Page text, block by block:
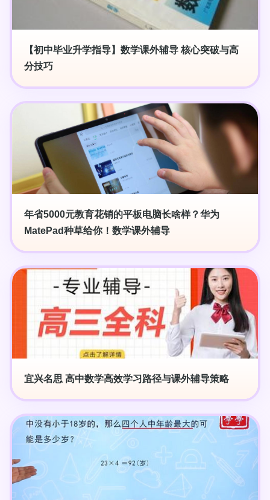
【初中毕业升学指导】数学课外辅导 核心突破与高
分技巧
年省5000元教育花销的平板电脑长啥样？华为
MatePad种草给你！数学课外辅导
宜兴名思 高中数学高效学习路径与课外辅导策略